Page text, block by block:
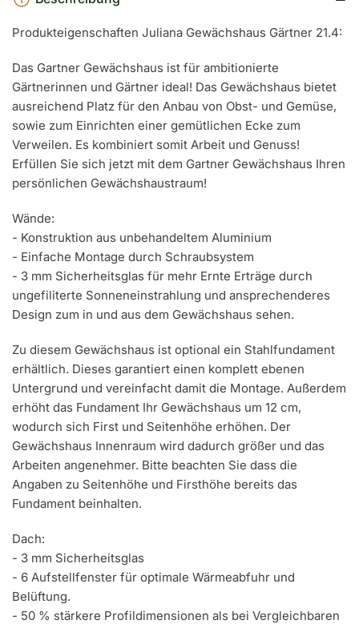
Produkteigenschaften Juliana Gewächshaus Gärtner 21.4:
Das Gartner Gewächshaus ist für ambitionierte
Gärtnerinnen und Gärtner ideal! Das Gewächshaus bietet
ausreichend Platz für den Anbau von Obst- und Gemüse,
sowie zum Einrichten einer gemütlichen Ecke zum
Verweilen. Es kombiniert somit Arbeit und Genuss!
Erfüllen Sie sich jetzt mit dem Gartner Gewächshaus Ihren
persönlichen Gewächshaustraum!
Wände:
- Konstruktion aus unbehandeltem Aluminium
- Einfache Montage durch Schraubsystem
- 3 mm Sicherheitsglas für mehr Ernte Erträge durch
ungefiliterte Sonneneinstrahlung und ansprechenderes
Design zum in und aus dem Gewächshaus sehen.
Zu diesem Gewächshaus ist optional ein Stahlfundament
erhältlich. Dieses garantiert einen komplett ebenen
Untergrund und vereinfacht damit die Montage. Außerdem
erhöht das Fundament Ihr Gewächshaus um 12 cm,
wodurch sich First und Seitenhöhe erhöhen. Der
Gewächshaus Innenraum wird dadurch größer und das
Arbeiten angenehmer. Bitte beachten Sie dass die
Angaben zu Seitenhöhe und Firsthöhe bereits das
Fundament beinhalten.
Dach:
- 3 mm Sicherheitsglas
- 6 Aufstellfenster für optimale Wärmeabfuhr und
Belüftung.
- 50 % stärkere Profildimensionen als bei Vergleichbaren